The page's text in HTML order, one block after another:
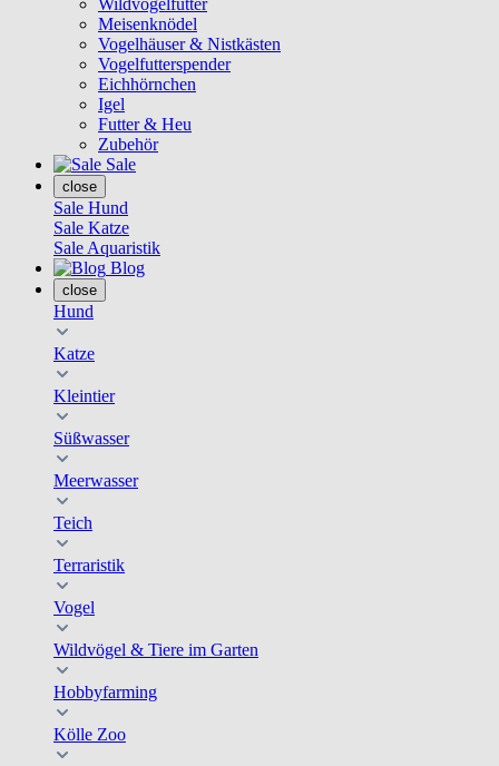
Wildvogelfutter
Meisenknödel
Vogelhäuser & Nistkästen
Vogelfutterspender
Eichhörnchen
Igel
Futter & Heu
Zubehör
Sale
close
Sale Hund
Sale Katze
Sale Aquaristik
Blog
close
Hund
Katze
Kleintier
Süßwasser
Meerwasser
Teich
Terraristik
Vogel
Wildvögel & Tiere im Garten
Hobbyfarming
Kölle Zoo